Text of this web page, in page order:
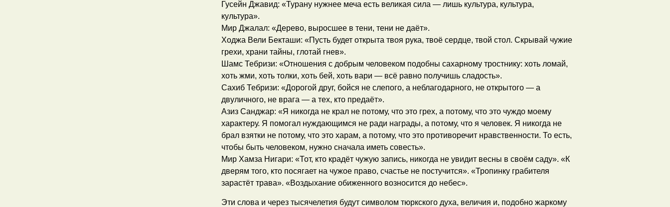
Гусейн Джавид: «Турану нужнее меча есть великая сила — лишь культура, культура,
культура».
Мир Джалал: «Дерево, выросшее в тени, тени не даёт».
Ходжа Вели Бекташи: «Пусть будет открыта твоя рука, твоё сердце, твой стол. Скрывай чужие
грехи, храни тайны, глотай гнев».
Шамс Тебризи: «Отношения с добрым человеком подобны сахарному тростнику: хоть ломай,
хоть жми, хоть толки, хоть бей, хоть вари — всё равно получишь сладость».
Сахиб Тебризи: «Дорогой друг, бойся не слепого, а неблагодарного, не открытого — а
двуличного, не врага — а тех, кто предаёт».
Азиз Санджар: «Я никогда не крал не потому, что это грех, а потому, что это чуждо моему
характеру. Я помогал нуждающимся не ради награды, а потому, что я человек. Я никогда не
брал взятки не потому, что это харам, а потому, что это противоречит нравственности. То есть,
чтобы быть человеком, нужно сначала иметь совесть».
Мир Хамза Нигари: «Тот, кто крадёт чужую запись, никогда не увидит весны в своём саду». «К
дверям того, кто посягает на чужое право, счастье не постучится». «Тропинку грабителя
зарастёт трава». «Воздыхание обиженного возносится до небес».
Эти слова и через тысячелетия будут символом тюркского духа, величия и, подобно жаркому